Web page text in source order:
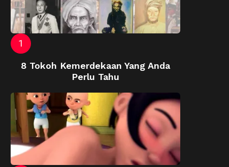
8 Tokoh Kemerdekaan Yang Anda
Perlu Tahu